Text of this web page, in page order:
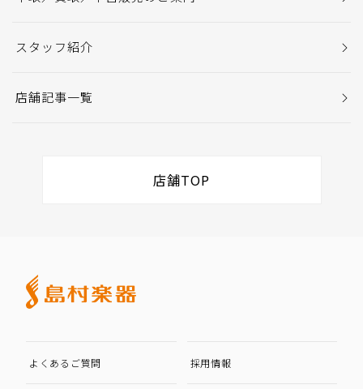
スタッフ紹介
店舗記事一覧
店舗TOP
よくあるご質問 採用情報